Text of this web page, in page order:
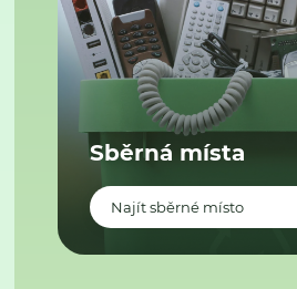
Sběrná místa
Najít sběrné místo